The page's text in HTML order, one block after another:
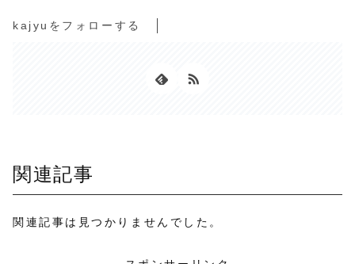
kajyuをフォローする
関連記事
関連記事は見つかりませんでした。